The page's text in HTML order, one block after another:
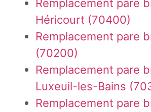
Remplacement pare
Héricourt (70400)
Remplacement pare
(70200)
Remplacement pare
Luxeuil-les-Bains
Remplacement pare